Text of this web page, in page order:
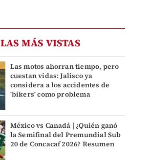
LAS MÁS VISTAS
Las motos ahorran tiempo, pero
cuestan vidas: Jalisco ya
considera a los accidentes de
'bikers' como problema
México vs Canadá | ¿Quién ganó
la Semifinal del Premundial Sub
20 de Concacaf 2026? Resumen